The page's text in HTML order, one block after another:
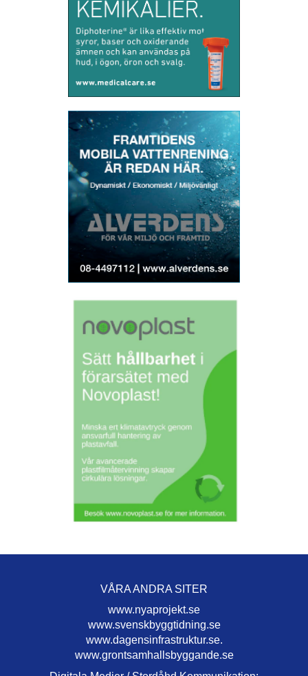
VÅRA ANDRA SITER
www.nyaprojekt.se
www.svenskbyggtidning.se
www.dagensinfrastruktur.se.
www.grontsamhallsbyggande.se